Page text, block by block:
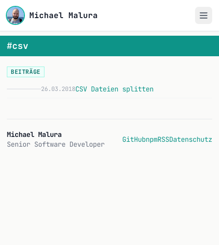
Michael Malura
#csv
BEITRÄGE
26.03.2018CSV Dateien splitten
Michael Malura
Senior Software Developer
GitHubnpmRSSDatenschutz